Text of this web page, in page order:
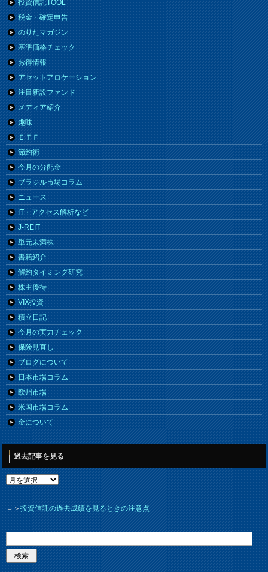
投資信託TOOL
税金・確定申告
のりたマガジン
基準価格チェック
お得情報
アセットアロケーション
注目新設ファンド
メディア紹介
趣味
ＥＴＦ
節約術
今月の分配金
ブラジル市場コラム
ニュース
IT・アクセス解析など
J-REIT
単元未満株
書籍紹介
解約タイミング研究
株主優待
VIX投資
積立日記
今月の実力チェック
保険見直し
ブログについて
日本市場コラム
欧州市場
米国市場コラム
金について
過去記事を見る
＝＞投資信託の過去成績を見るときの注意点